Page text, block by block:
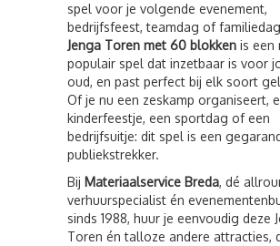
spel voor je volgende evenement,
bedrijfsfeest, teamdag of
Jenga Toren met 60 blokken is een
populair spel dat inzetbaar is voor
oud, en past perfect bij elk soort
Of je nu een zeskamp organiseert,
kinderfeestje, een sportdag of een
bedrijfsuitje: dit spel is een
publiekstrekker.
Bij Materiaalservice Breda, dé
verhuurspecialist én
sinds 1988, huur je eenvoudig deze
Toren én talloze andere attracties,